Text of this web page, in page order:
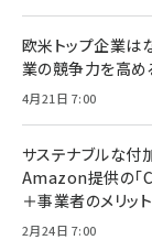
欧米トップ企業は
業の競争力を高め
4月21日 7:00
サステナブルな付
Amazon提供の
＋事業者のメリッ
2月24日 7:00